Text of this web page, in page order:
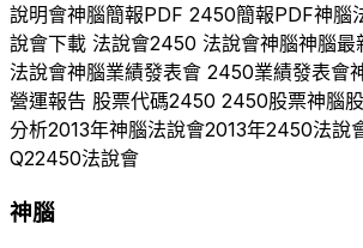
說明會神腦簡報PDF 2450簡報PDF神腦
說會下載 法說會2450 法說會神腦神腦最
法說會神腦業績發表會 2450業績發表會
營運報告 股票代碼2450 2450股票神腦
分析2013年神腦法說會2013年2450法說
Q22450法說會
神腦